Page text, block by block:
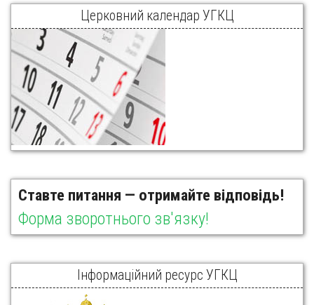
Церковний календар УГКЦ
Ставте питання — отримайте відповідь!
Форма зворотнього зв'язку!
Інформаційний ресурс УГКЦ